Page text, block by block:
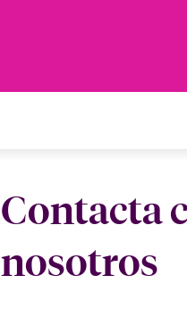
Contacta
nosotros